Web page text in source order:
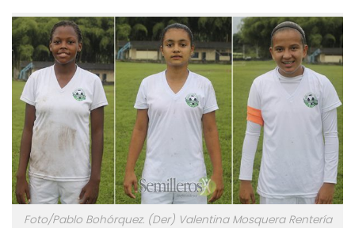
Foto/Pablo Bohórquez. (Der) Valentina Mosquera Rentería